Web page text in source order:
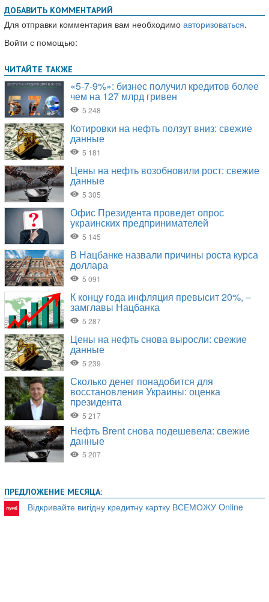
ДОБАВИТЬ КОММЕНТАРИЙ
Для отправки комментария вам необходимо авторизоваться.
Войти с помощью:
ПРЕДЛОЖЕНИЕ МЕСЯЦА:
Відкривайте вигідну кредитну картку ВСЕМОЖУ Online